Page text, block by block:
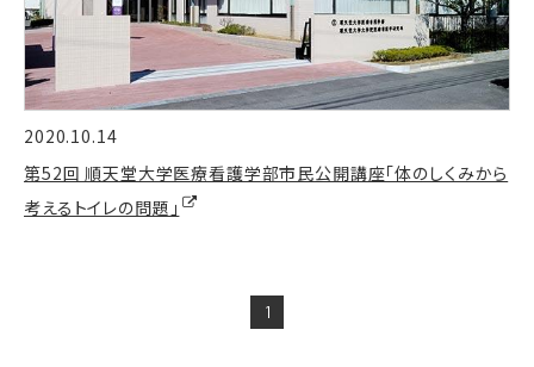
2020.10.14
第52回 順天堂大学医療看護学部市民公開講座「体のしくみから
考えるトイレの問題」
1